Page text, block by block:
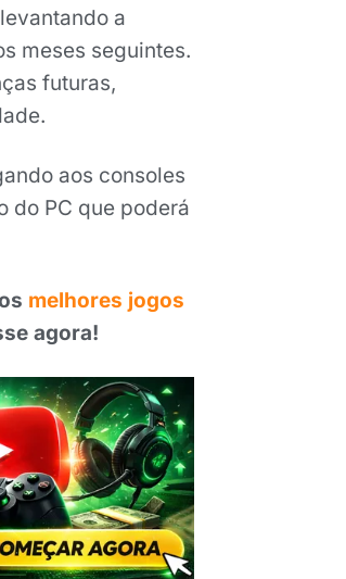
a
meses seguintes.
futuras,
aos consoles
do PC que poderá
melhores jogos
agora!